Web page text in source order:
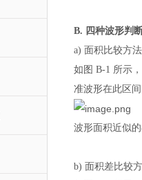
B. 四种波形判
a) 面积比较方法
如图 B-1 所示
准波形在此区
波形面积近似
b) 面积差比较